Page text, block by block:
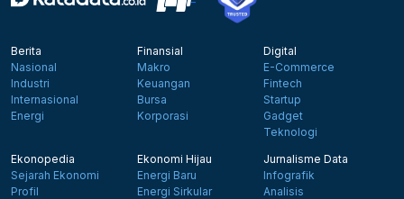
Berita
Nasional
Industri
Internasional
Energi
Finansial
Makro
Keuangan
Bursa
Korporasi
Digital
E-Commerce
Fintech
Startup
Gadget
Teknologi
Ekonopedia
Sejarah Ekonomi
Profil
Ekonomi Hijau
Energi Baru
Energi Sirkular
Jurnalisme Data
Infografik
Analisis